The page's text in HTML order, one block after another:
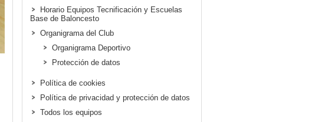
Horario Equipos Tecnificación y Escuelas
Base de Baloncesto
Organigrama del Club
Organigrama Deportivo
Protección de datos
Política de cookies
Política de privacidad y protección de datos
Todos los equipos